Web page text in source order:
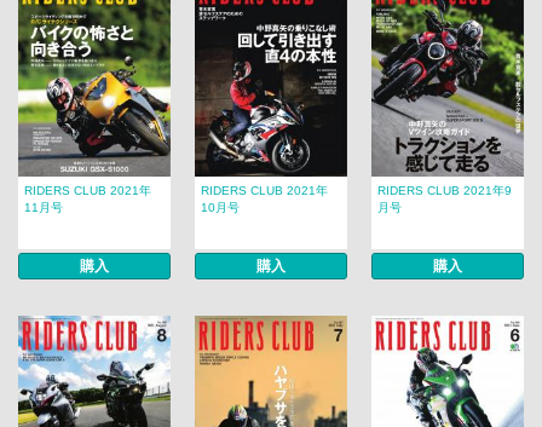
RIDERS CLUB 2021年
11月号
購入
RIDERS CLUB 2021年
10月号
購入
RIDERS CLUB 2021年9
月号
購入